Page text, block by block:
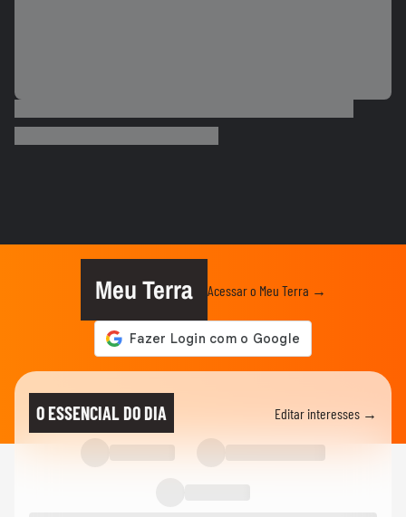
chamas após ataques em Ormuz
Lula diz que não é ‘louco’ de brigar com
China e EUA: ‘Quero...
No Japão, Zico tranquiliza fãs após
terremoto de grandes...
Lula critica sistema de saúde dos EUA ao
Meu Terra Acessar o Meu Terra →
O ESSENCIAL DO DIA Editar interesses →